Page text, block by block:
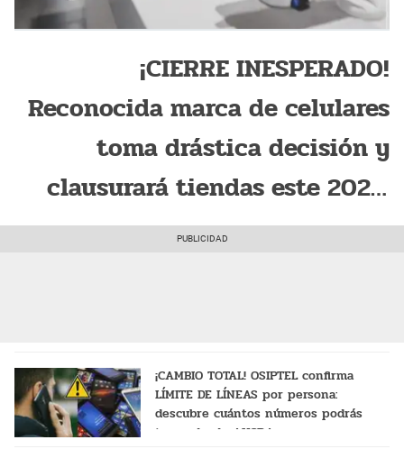
¡CIERRE INESPERADO!
Reconocida marca de celulares
toma drástica decisión y
clausurará tiendas este 2026:
conoce cuáles son
¡CAMBIO TOTAL! OSIPTEL confirma
LÍMITE DE LÍNEAS por persona:
descubre cuántos números podrás
tener desde AHORA